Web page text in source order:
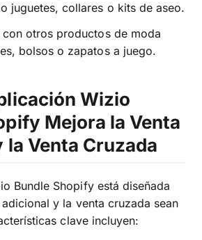
juguetes, collares o kits de aseo.
con otros productos de moda
bolsos o zapatos a juego.
Wizio
Mejora la Venta
la Venta Cruzada
Bundle Shopify está diseñada
y la venta cruzada sean
clave incluyen: